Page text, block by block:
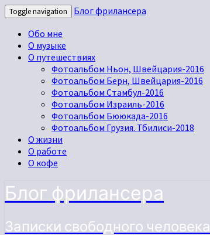
Toggle navigation
Блог фрилансера
Обо мне
О музыке
О путешествиях
Фотоальбом Ньон, Швейцария-2016
Фотоальбом Берн, Швейцария-2016
Фотоальбом Стамбул-2016
Фотоальбом Израиль-2016
Фотоальбом Бююкада-2016
Фотоальбом Грузия. Тбилиси-2018
О жизни
О работе
О кофе
Блог фрилансера
Записки свободного человека